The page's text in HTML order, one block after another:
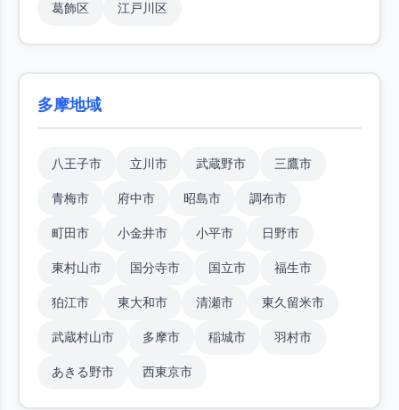
葛飾区 江戸川区
多摩地域
八王子市 立川市 武蔵野市 三鷹市
青梅市 府中市 昭島市 調布市
町田市 小金井市 小平市 日野市
東村山市 国分寺市 国立市 福生市
狛江市 東大和市 清瀬市 東久留米市
武蔵村山市 多摩市 稲城市 羽村市
あきる野市 西東京市